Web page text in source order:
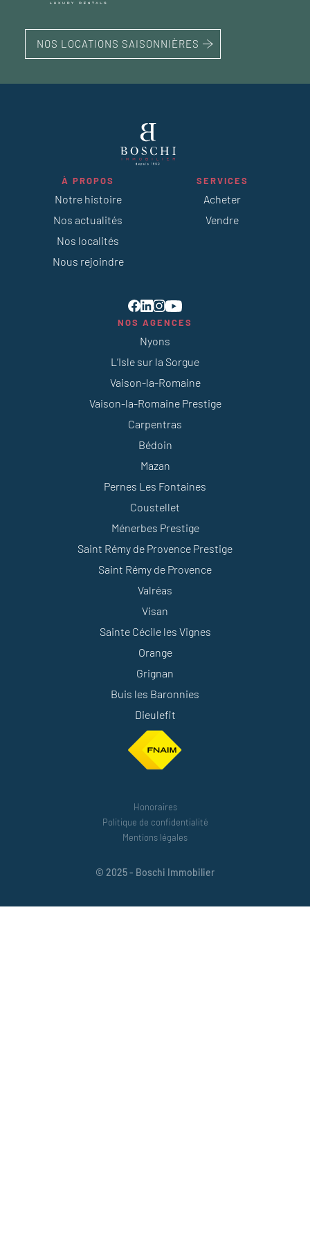
NOS LOCATIONS SAISONNIÈRES
À PROPOS
Notre histoire
Nos actualités
Nos localités
Nous rejoindre
SERVICES
Acheter
Vendre
NOS AGENCES
Nyons
L’Isle sur la Sorgue
Vaison-la-Romaine
Vaison-la-Romaine Prestige
Carpentras
Bédoin
Mazan
Pernes Les Fontaines
Coustellet
Ménerbes Prestige
Saint Rémy de Provence Prestige
Saint Rémy de Provence
Valréas
Visan
Sainte Cécile les Vignes
Orange
Grignan
Buis les Baronnies
Dieulefit
Honoraires
Politique de confidentialité
Mentions légales
© 2025 - Boschi Immobilier